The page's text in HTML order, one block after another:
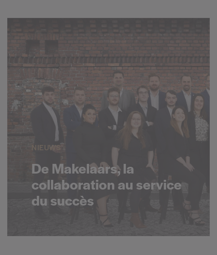
NIEUWS
De Makelaars, la
collaboration au service
du succès